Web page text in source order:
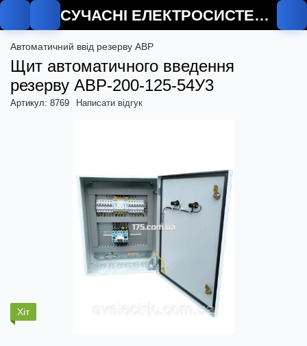
СУЧАСНІ ЕЛЕКТРОСИСТЕМИ
Автоматичний ввід резерву АВР
Щит автоматичного введення
резерву АВР-200-125-54У3
Артикул: 8769 Написати відгук
Хіт